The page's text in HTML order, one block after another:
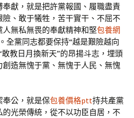
獻，就是把許黨報國、履職盡責
、敢于犧牲，苦干實干、不屈不
無私無畏的奉獻精神和堅包養網
全黨同志都要保持“越是艱險越向
教日月換新天”的昂揚斗志，埋頭
造無愧于黨、無愧于人民、無愧
公，就是保包養價格ptt持共產黨
光榮傳統，從不以功臣自居，不